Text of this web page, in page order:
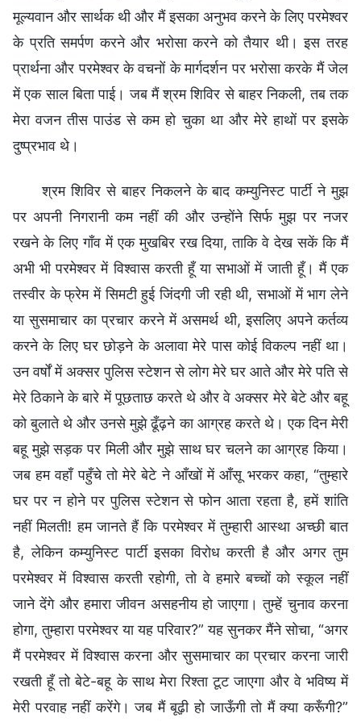
मूल्यवान और सार्थक थी और मैं इसका अनुभव करने के लिए परमेश्वर
के प्रति समर्पण करने और भरोसा करने को तैयार थी। इस तरह
प्रार्थना और परमेश्वर के वचनों के मार्गदर्शन पर भरोसा करके मैं जेल
में एक साल बिता पाई। जब मैं श्रम शिविर से बाहर निकली, तब तक
मेरा वजन तीस पाउंड से कम हो चुका था और मेरे हाथों पर इसके
दुष्प्रभाव थे।
श्रम शिविर से बाहर निकलने के बाद कम्युनिस्ट पार्टी ने मुझ
पर अपनी निगरानी कम नहीं की और उन्होंने सिर्फ मुझ पर नजर
रखने के लिए गाँव में एक मुखबिर रख दिया, ताकि वे देख सकें कि मैं
अभी भी परमेश्वर में विश्वास करती हूँ या सभाओं में जाती हूँ। मैं एक
तस्वीर के फ्रेम में सिमटी हुई जिंदगी जी रही थी, सभाओं में भाग लेने
या सुसमाचार का प्रचार करने में असमर्थ थी, इसलिए अपने कर्तव्य
करने के लिए घर छोड़ने के अलावा मेरे पास कोई विकल्प नहीं था।
उन वर्षों में अक्सर पुलिस स्टेशन से लोग मेरे घर आते और मेरे पति से
मेरे ठिकाने के बारे में पूछताछ करते थे और वे अक्सर मेरे बेटे और बहू
को बुलाते थे और उनसे मुझे ढूँढ़ने का आग्रह करते थे। एक दिन मेरी
बहू मुझे सड़क पर मिली और मुझे साथ घर चलने का आग्रह किया।
जब हम वहाँ पहुँचे तो मेरे बेटे ने आँखों में आँसू भरकर कहा, “तुम्हारे
घर पर न होने पर पुलिस स्टेशन से फोन आता रहता है, हमें शांति
नहीं मिलती! हम जानते हैं कि परमेश्वर में तुम्हारी आस्था अच्छी बात
है, लेकिन कम्युनिस्ट पार्टी इसका विरोध करती है और अगर तुम
परमेश्वर में विश्वास करती रहोगी, तो वे हमारे बच्चों को स्कूल नहीं
जाने देंगे और हमारा जीवन असहनीय हो जाएगा। तुम्हें चुनाव करना
होगा, तुम्हारा परमेश्वर या यह परिवार?” यह सुनकर मैंने सोचा, “अगर
मैं परमेश्वर में विश्वास करना और सुसमाचार का प्रचार करना जारी
रखती हूँ तो बेटे-बहू के साथ मेरा रिश्ता टूट जाएगा और वे भविष्य में
मेरी परवाह नहीं करेंगे। जब मैं बूढ़ी हो जाऊँगी तो मैं क्या करूँगी?”